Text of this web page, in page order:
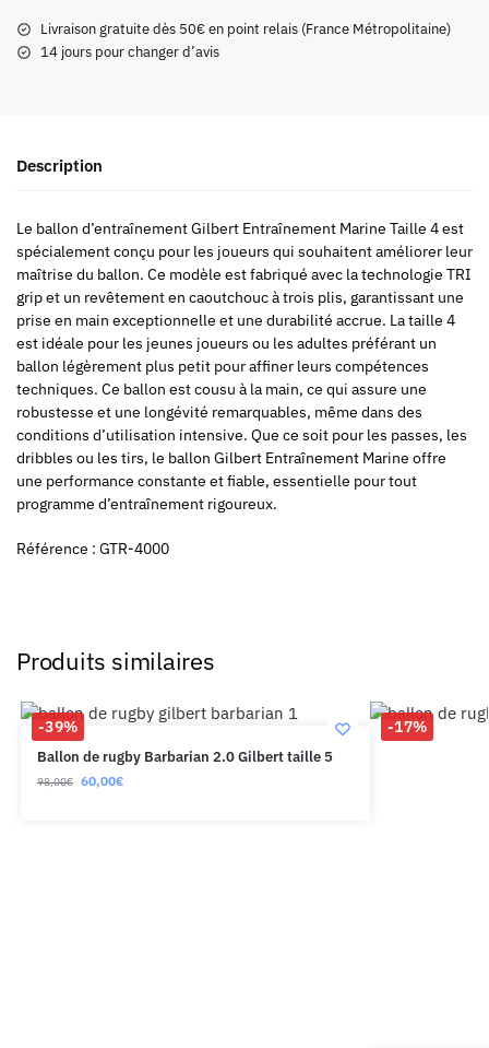
Livraison gratuite dès 50€ en point relais (France Métropolitaine)
14 jours pour changer d’avis
Description
Le ballon d’entraînement Gilbert Entraînement Marine Taille 4 est
spécialement conçu pour les joueurs qui souhaitent améliorer leur
maîtrise du ballon. Ce modèle est fabriqué avec la technologie TRI
grip et un revêtement en caoutchouc à trois plis, garantissant une
prise en main exceptionnelle et une durabilité accrue. La taille 4
est idéale pour les jeunes joueurs ou les adultes préférant un
ballon légèrement plus petit pour affiner leurs compétences
techniques. Ce ballon est cousu à la main, ce qui assure une
robustesse et une longévité remarquables, même dans des
conditions d’utilisation intensive. Que ce soit pour les passes, les
dribbles ou les tirs, le ballon Gilbert Entraînement Marine offre
une performance constante et fiable, essentielle pour tout
programme d’entraînement rigoureux.
Référence : GTR-4000
Produits similaires
-39%
Ballon de rugby Barbarian 2.0 Gilbert taille 5
98,00€ 60,00€
-17%